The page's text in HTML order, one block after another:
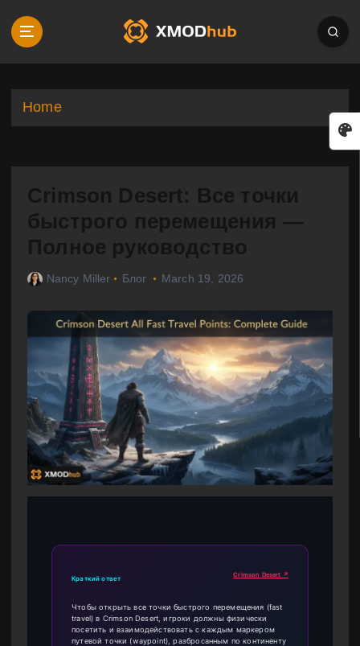
p
Home
Crimson Desert: Все точки
быстрого перемещения —
Полное руководство
Nancy Miller Блог March 19, 2026
Краткий ответ Crimson Desert ↗
Чтобы открыть все точки быстрого перемещения (fast
travel) в Crimson Desert, игроки должны физически
посетить и взаимодействовать с каждым маркером
путевой точки (waypoint), разбросанным по континенту